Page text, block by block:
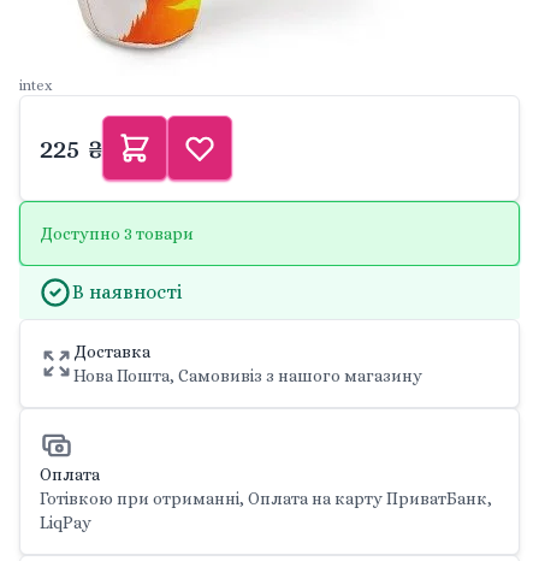
intex
225 ₴
Доступно 3 товари
В наявності
Доставка
Нова Пошта, Самовивіз з нашого магазину
Оплата
Готівкою при отриманні, Оплата на карту ПриватБанк,
LiqPay